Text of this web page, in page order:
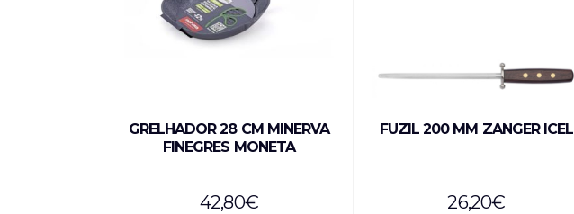
GRELHADOR 28 CM MINERVA
FINEGRES MONETA
42,80€
FUZIL 200 MM ZANGER ICEL
26,20€